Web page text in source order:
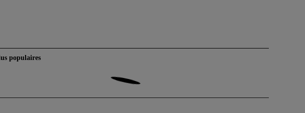
populaires